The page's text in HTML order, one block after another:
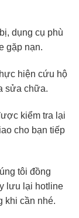
dụng cụ phù
gặp nạn.
hiện cứu hộ
sửa chữa.
kiểm tra lại
cho bạn tiếp
tôi đồng
lưu lại hotline
khi cần nhé.